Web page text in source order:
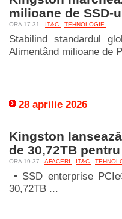
milioane de SSD-
ORA 17.31 - IT&C TEHNOLOGIE
Stabilind standardul
Alimentând milioane de
28 aprilie 2026
Kingston
de 30,72TB
ORA 19.37 -AFACERI IT&C
• SSD enterprise
30,72TB ...